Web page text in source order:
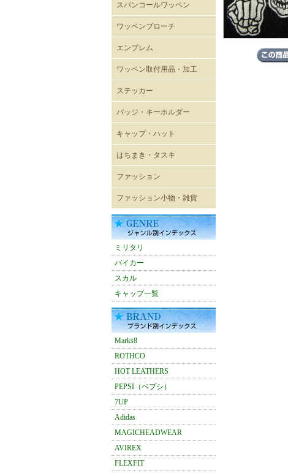
スパンコールワッペン
ワッペンブローチ
エンブレム
既成ワッペン エンブレム
ワッペン取付用品・加工
ステッカー
レーシングステッカー
バイカーステッカー
ミリタリーステッカー
ヴィンテージ風ステッカー
キャラクターステッカー
ウォールステッカー
バッジ・キーホルダー
USA直輸入ピンバッジ
キーホルダー
ジッパープル
キーケース
パスケース
キャップ・ハット
キャップ
ON-FIELD SHAPE〕
はちまき・タスキ
ファッション
無地Tシャツ・タンクトップ
プリントTシャツ
トレーナー・パーカー
ウィンドブレーカー
ジャンパー・コート
ファッション小物・雑貨
雑貨
ネックウォーマー
マグカップ
ミリタリーバッグ他
トートバッグ
バンダナ
タオル
防災グッズ
雑誌
アメリカン雑貨
スマホグッズ
ミリタリ
バイカー
スカル
キャップ一覧
Marks8
ROTHCO
HOT LEATHERS
PEPSI（ペプシ）
7UP
Adidas
MAGICHEADWEAR
AVIREX
FLEXFIT